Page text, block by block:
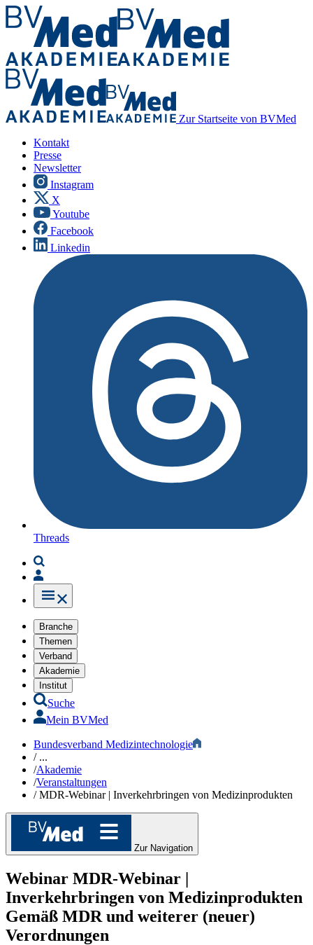
Zur Startseite von BVMed
Kontakt
Presse
Newsletter
Instagram
X
Youtube
Facebook
Linkedin
Threads
Branche
Themen
Verband
Akademie
Institut
Suche
Mein BVMed
Bundesverband Medizintechnologie
/...
/Akademie
/Veranstaltungen
/MDR-Webinar | Inverkehrbringen von Medizinprodukten
Zur Navigation
Webinar MDR-Webinar |
Inverkehrbringen von Medizinprodukten
Gemäß MDR und weiterer (neuer)
Verordnungen